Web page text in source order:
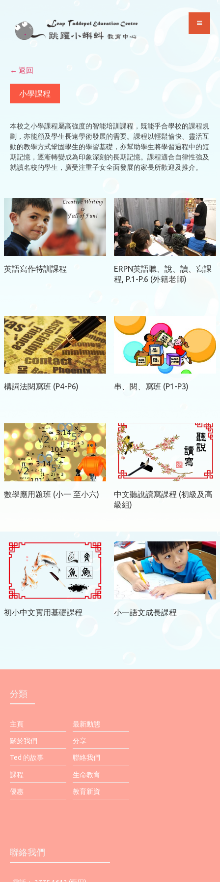
content
← 返回
小學課程
本校之小學課程屬高強度的智能培訓課程，既能乎合學校的課程規
劃，亦能顧及學生長遠學術發展的需要。課程以輕鬆愉快、靈活互
動的教學方式鞏固學生的學習基礎，亦幫助學生將學習過程中的短
期記憶，逐漸轉變成為印象深刻的長期記憶。課程適合自律性強及
就讀名校的學生，廣受注重子女全面發展的家長所歡迎及推介。
英語寫作特訓課程
ERPN英語聽、說、讀、寫課
程, P.1-P.6 (外籍老師)
構詞法閱寫班 (P4-P6) 串、閱、寫班 (P1-P3)
數學應用題班 (小一 至小六)
中文聽說讀寫課程 (初級及高
級組)
初小中文實用基礎課程 小一語文成長課程
分類
主頁 最新動態
關於我們 分享
Ted 的故事 聯絡我們
課程 生命教育
優惠 教育新資
聯絡我們